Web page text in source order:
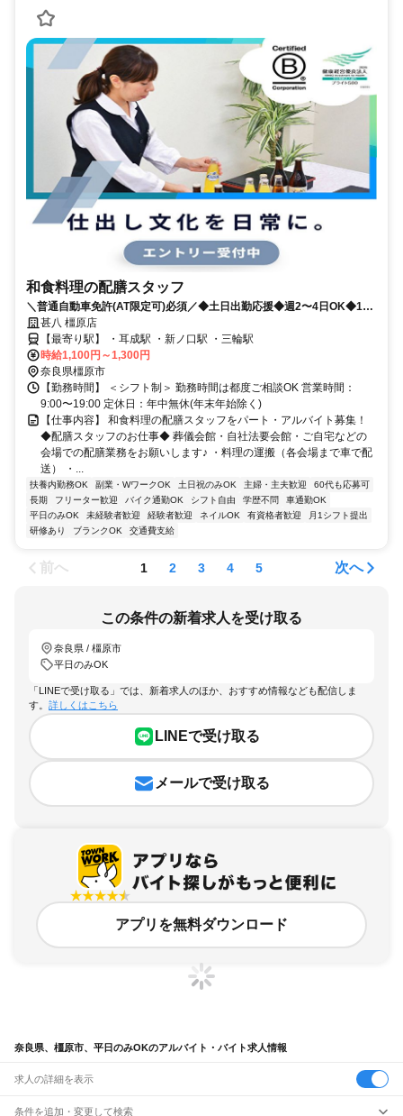
和食料理の配膳スタッフ
＼普通自動車免許(AT限定可)必須／◆土日出勤応援◆週2〜4日OK◆1日
2～4時間の時短勤務◆扶養内・WワークOK
甚八 橿原店
【最寄り駅】 ・耳成駅 ・新ノ口駅 ・三輪駅
時給1,100円～1,300円
奈良県橿原市
【勤務時間】 ＜シフト制＞ 勤務時間は都度ご相談OK 営業時間：
9:00〜19:00 定休日：年中無休(年末年始除く)
【仕事内容】 和食料理の配膳スタッフをパート・アルバイト募集！
◆配膳スタッフのお仕事◆ 葬儀会館・自社法要会館・ご自宅などの
会場での配膳業務をお願いします♪ ・料理の運搬（各会場まで車で配
送） ・...
扶養内勤務OK 副業・WワークOK 土日祝のみOK 主婦・主夫歓迎
60代も応募可
長期
フリーター歓迎 バイク通勤OK シフト自由 学歴不問
車通勤OK
平日のみOK
未経験者歓迎 経験者歓迎 ネイルOK 有資格者歓迎
月1シフト提出
研修あり
ブランクOK 交通費支給
前へ 1 2 3 4 5 次へ
この条件の新着求人を受け取る
奈良県 / 橿原市
平日のみOK
「LINEで受け取る」では、新着求人のほか、おすすめ情報なども配信しま
す。 詳しくはこちら
LINEで受け取る
メールで受け取る
アプリを無料ダウンロード
奈良県、橿原市、平日のみOKのアルバイト・バイト求人情報
求人の詳細を表示
条件を追加・変更して検索